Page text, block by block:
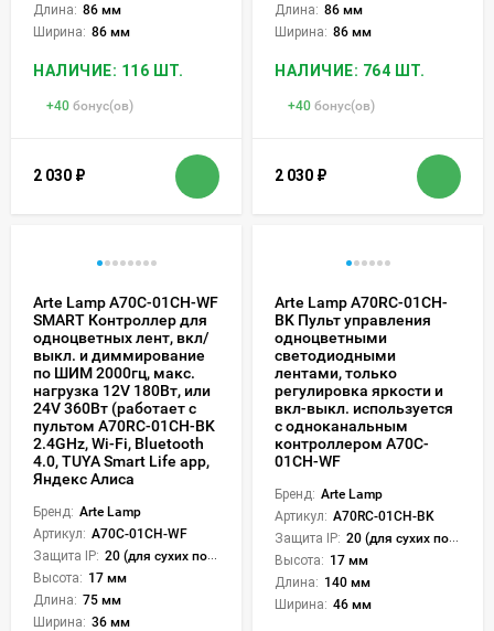
Длина: 86 мм
Ширина: 86 мм
НАЛИЧИЕ: 116 ШТ.
+40 бонус(ов)
2 030 ₽
Длина: 86 мм
Ширина: 86 мм
НАЛИЧИЕ: 764 ШТ.
+40 бонус(ов)
2 030 ₽
Arte Lamp A70C-01CH-WF
SMART Контроллер для
одноцветных лент, вкл/
выкл. и диммирование
по ШИМ 2000гц, макс.
нагрузка 12V 180Вт, или
24V 360Вт (работает с
пультом A70RC-01CH-BK
2.4GHz, Wi-Fi, Bluetooth
4.0, TUYA Smart Life app,
Яндекс Алиса
Бренд: Arte Lamp
Артикул: A70C-01CH-WF
Защита IP: 20 (для сухих пом.)
Высота: 17 мм
Длина: 75 мм
Ширина: 36 мм
Arte Lamp A70RC-01CH-
BK Пульт управления
одноцветными
светодиодными
лентами, только
регулировка яркости и
вкл-выкл. используется
с одноканальным
контроллером A70C-
01CH-WF
Бренд: Arte Lamp
Артикул: A70RC-01CH-BK
Защита IP: 20 (для сухих пом.)
Высота: 17 мм
Длина: 140 мм
Ширина: 46 мм